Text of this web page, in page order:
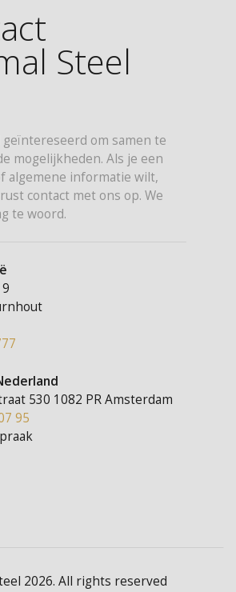
Steel
om samen te
mogelijkheden. Als je een
algemene informatie wilt,
contact met ons op. We
te woord.
530 1082 PR Amsterdam
95
2026. All rights reserved